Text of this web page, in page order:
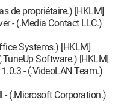
de propriétaire.) [HKLM]
- (.Media Contact LLC.)
Systems.) [HKLM]
Software.) [HKLM]
- (.VideoLAN Team.)
- (.Microsoft Corporation.)